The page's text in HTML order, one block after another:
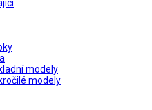
modely
modely